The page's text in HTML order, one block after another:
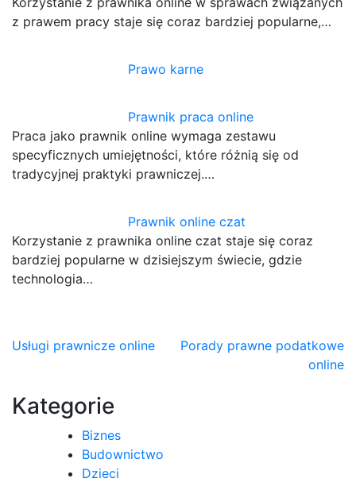
z prawem pracy staje się coraz bardziej popularne,…
Prawo karne
Prawnik praca online
Praca jako prawnik online wymaga zestawu
specyficznych umiejętności, które różnią się od
tradycyjnej praktyki prawniczej.…
Prawnik online czat
Korzystanie z prawnika online czat staje się coraz
bardziej popularne w dzisiejszym świecie, gdzie
technologia…
Nawigacja
Usługi prawnicze online
Porady prawne podatkowe
online
Kategorie
Biznes
Budownictwo
Dzieci